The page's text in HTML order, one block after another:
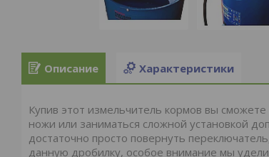
Описание Характеристики
Купив этот измельчитель кормов вы
ножи или заниматься сложной установкой
достаточно просто повернуть
данную дробилку, особое внимание мы